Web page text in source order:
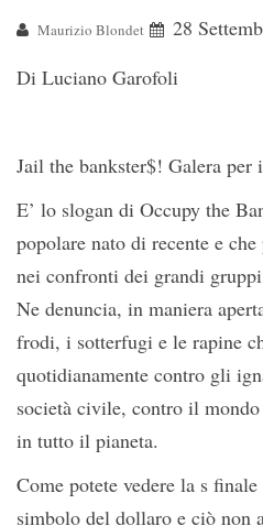
Maurizio Blondet 28
Di Luciano Garofoli
Jail the bankster$! Galera per
E’ lo slogan di Occupy the
popolare nato di recente e
nei confronti dei grandi
Ne denuncia, in maniera
frodi, i sotterfugi e le rapine
quotidianamente contro gli
società civile, contro il
in tutto il pianeta.
Come potete vedere la s
simbolo del dollaro e ciò non